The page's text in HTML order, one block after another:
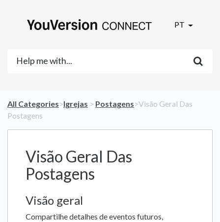
PT
All Categories​>​​Igrejas ​ > ​ ​Postagens​>​ Visão Geral Das
Postagens
Visão Geral Das
Postagens
Visão geral
Compartilhe detalhes de eventos futuros,